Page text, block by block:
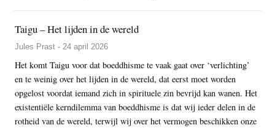
Taigu – Het lijden in de wereld
Jules Prast - 24 april 2026
Het komt Taigu voor dat boeddhisme te vaak gaat over ‘verlichting’
en te weinig over het lijden in de wereld, dat eerst moet worden
opgelost voordat iemand zich in spirituele zin bevrijd kan wanen. Het
existentiële kerndilemma van boeddhisme is dat wij ieder delen in de
rotheid van de wereld, terwijl wij over het vermogen beschikken onze